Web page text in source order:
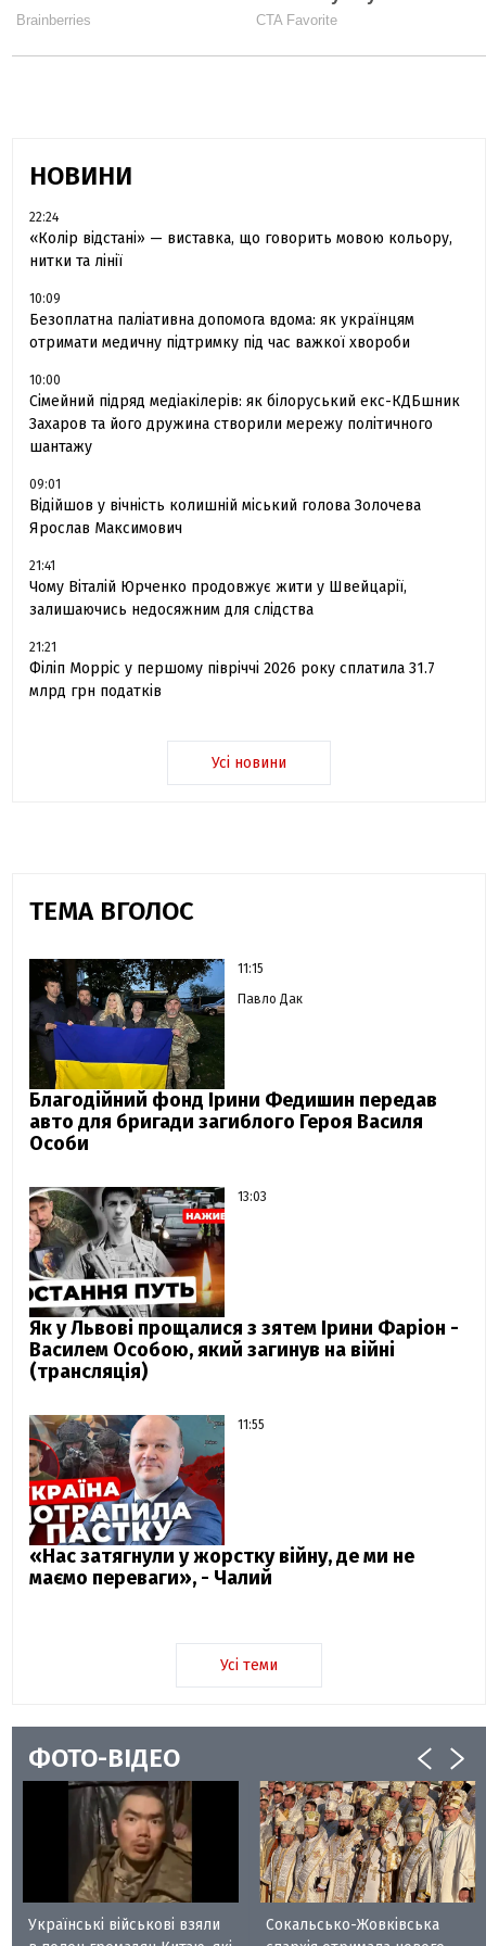
НОВИНИ
22:24
«Колір відстані» — виставка, що говорить мовою кольору,
нитки та лінії
10:09
Безоплатна паліативна допомога вдома: як українцям
отримати медичну підтримку під час важкої хвороби
10:00
Сімейний підряд медіакілерів: як білоруський екс-КДБшник
Захаров та його дружина створили мережу політичного
шантажу
09:01
Відійшов у вічність колишній міський голова Золочева
Ярослав Максимович
21:41
Чому Віталій Юрченко продовжує жити у Швейцарії,
залишаючись недосяжним для слідства
21:21
Філіп Морріс у першому півріччі 2026 року сплатила 31.7
млрд грн податків
Усі новини
ТЕМА ВГОЛОС
11:15
Павло Дак
Благодійний фонд Ірини Федишин передав
авто для бригади загиблого Героя Василя
Особи
13:03
Як у Львові прощалися з зятем Ірини Фаріон -
Василем Особою, який загинув на війні
(трансляція)
11:55
«Нас затягнули у жорстку війну, де ми не
маємо переваги», - Чалий
Усі теми
ФОТО-ВІДЕО
Українські військові взяли
Сокальсько-Жовківська